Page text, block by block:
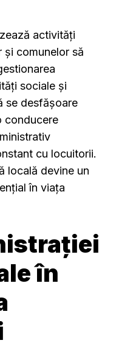
activități
și comunelor să
sociale și
se desfășoare
conducere
cu locuitorii.
locală devine un
în viața
în